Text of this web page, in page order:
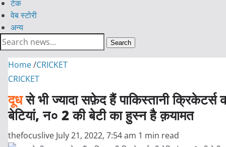
टेक
वेब स्टोरी
अन्य
Search
Home/CRICKET
CRICKET
दूधसे भी ज्यादा सफ़ेद हैं पाकिस्तानी क्रिकेटर्स
बेटियां, न० 2 की बेटी का हुस्न है क़यामत
thefocuslive July 21, 2022, 7:54 am 1 min read